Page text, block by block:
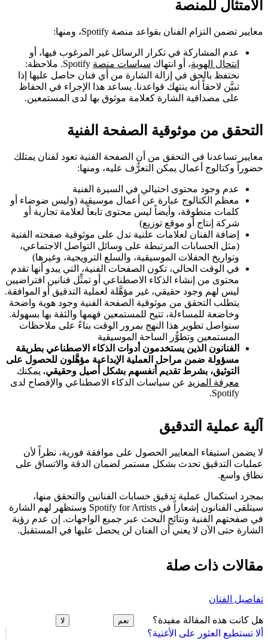
ألا تستطيع العثور على الأغنية؟
الامتثال للمنصة
معايير تضمن التزام الفنان بقواعد منصة Spotify، ومنها:
عدم المشاركة في تكرار الرسائل غير المرغوب فيها، أو
انتحال الهوية، أو انتهاك سياسات منصة
Spotify. ملاحظة:
نحتفظ بالحق في إزالة الشارة من أي فنان حاصل عليها إذا
تبيَّن لاحقاً أنه ينتهك قواعدنا. يساعد هذا الإجراء في الحفاظ
على مصداقية الشارة كعلامة موثوق بها لدى المستمعين.
التحقق من موثوقية الصفحة الفنية
معايير تساعدنا في التحقق من أن الصفحة الفنية تعود لفنان يمتلك
حضوراً وكتالوج أعمال يمكن التعرُّف عليه، ومنها:
عدم وجود محتوى احتيالي في السيرة الفنية
معظم الكتالوج عبارة عن أعمال موسيقية (وليس ضوضاء أو
كلمات منطوقة، وأيضاً ليس محتوى تابعاً لعلامة تجارية أو
شركة إنتاج أو موقع توزيع)
إضافة الفنان لعلامات علنية تدل على موثوقية صفحته الفنية
(مثل الحسابات المرتبطة على وسائل التواصل الاجتماعي،
وتواريخ الحفلات الموسيقية، والسلع الترويجية، وغيرها)
في الوقت الحالي، تكون الصفحات الفنية، التي يبدو أنها تقدم
محتوى من إنشاء الذكاء الاصطناعي أو تمثِّل فنانين افتراضيين
ليس لهم وجود حقيقي، غير مؤهَّلة لعملية التدقيق أو الموافقة.
يتطلب التحقق من موثوقية الصفحة الفنية وجود هوية واضحة
وخاضعة للمساءلة، تتيح للمستمعين فهمها والثقة بها بسهولة.
سنواصل تطوير هذا النهج بمرور الوقت بناءً على ملاحظات
المستمعين وتطوُّر الساحة الموسيقية
الفنانون الذين يستخدمون أدوات الذكاء الاصطناعي بطريقة
مسؤولة ضمن مراحل العملية الإبداعية مؤهَّلون للحصول على
التوثيق، بشرط تقديم أنفسهم بشكل أصيل وحقيقي. يمكنك
معرفة المزيد عن سياسات الذكاء الاصطناعي والإفصاح لدى
Spotify.
آلية عملية التدقيق
لا يضمن استيفاء المعايير الحصول على موافقة فورية، نظراً لأن
عمليات التدقيق تحدث بشكل مستمر لضمان الدقة والاتساق على
نطاق واسع.
بمجرد استكمال عملية تدقيق حسابات الفنانين والتحقق منها،
سيتلقى الفنانون إشعاراً في Spotify for Artists وستظهر لهم الشارة
في صفحتهم الفنية ونتائج البحث عبر جميع الواجهات. إن عدم رؤية
الشارة حتى الآن لا يعني أن الفنان لن يحصل عليها في المستقبل.
مقالات ذات صلة
تفاصيل الفنان
هل كانت هذه المقالة مفيدة؟ نعم لا